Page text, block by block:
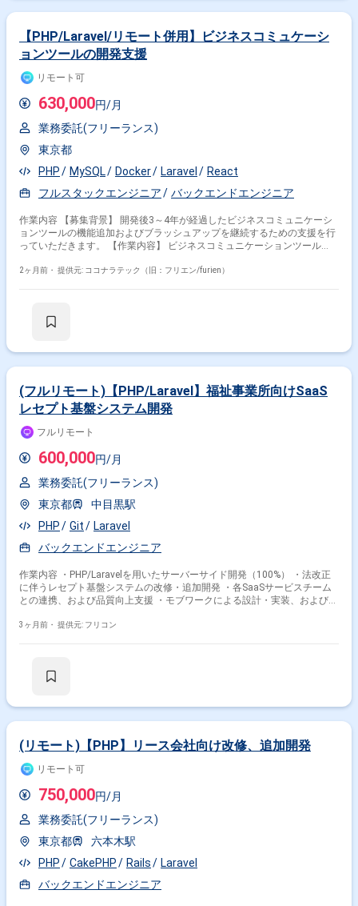
【PHP/Laravel/リモート併用】ビジネスコミュケーシ
ョンツールの開発支援
リモート可
630,000円/月
業務委託(フリーランス)
東京都
PHP
MySQL Docker Laravel
React
フルスタックエンジニア
バックエンドエンジニア
作業内容 【募集背景】 開発後3～4年が経過したビジネスコミュニケーシ
ョンツールの機能追加およびブラッシュアップを継続するための支援を行
っていただきます。 【作業内容】 ビジネスコミュニケーションツール
アプリ）の基本設計からテストまで一貫してご担当いただきます。既存機
て実装・改修を進めていただきます。 【求める人物像】 Webアプリ・ネ
積極的に参加し、柔軟にコミュニケーションを取って開発を推進できる方
が望ましいです。 【ポジションの魅力】 チャット、タスク管理、資料管
理など多機能なビジネスコミュニケーションツールの開発に携わること
で、Webアプリとネイティブアプリ双方の知見を深めることができます。
フロントエンドからバックエンド、DBまで一貫して担当することで、フル
スタックなスキルセットを磨くことができます。性能改善やベンチマーク
を重視した開発を通じて、高トラフィックなサービス運用に必要な経験も
身につけることができます。 【開発環境】 PHP / Laravel、React、React
Native、Docker、MySQLを用いたWebアプリおよびネイティブアプリの開
発環境です。
2ヶ月前・ 提供元: ココナラテック（旧：フリエン/furien）
(フルリモート)【PHP/Laravel】福祉事業所向けSaaS
レセプト基盤システム開発
フルリモート
600,000円/月
業務委託(フリーランス)
東京都
中目黒駅
PHP
Git
Laravel
バックエンドエンジニア
作業内容 ・PHP/Laravelを用いたサーバーサイド開発（100%） ・法改正
に伴うレセプト基盤システムの改修・追加開発 ・各SaaSサービスチーム
との連携、および品質向上支援 ・モブワークによる設計・実装、および習
3ヶ月前・ 提供元: フリコン
(リモート)【PHP】リース会社向け改修、追加開発
リモート可
750,000円/月
業務委託(フリーランス)
東京都
六本木駅
PHP
CakePHP Rails
Laravel
バックエンドエンジニア